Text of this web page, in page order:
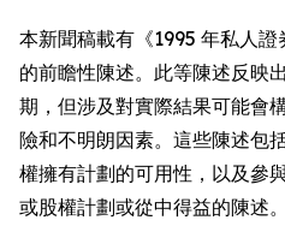
本新聞稿載有《1995 年私人
的前瞻性陳述。此等陳述反映
期，但涉及對實際結果可能會
險和不明朗因素。這些陳述包
權擁有計劃的可用性，以及參
或股權計劃或從中得益的陳述